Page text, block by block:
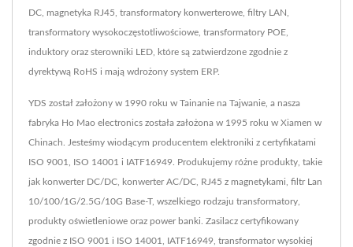
DC, magnetyka RJ45, transformatory konwerterowe, filtry LAN,
transformatory wysokoczęstotliwościowe, transformatory POE,
induktory oraz sterowniki LED, które są zatwierdzone zgodnie z
dyrektywą RoHS i mają wdrożony system ERP.
YDS został założony w 1990 roku w Tainanie na Tajwanie, a nasza
fabryka Ho Mao electronics została założona w 1995 roku w Xiamen w
Chinach. Jesteśmy wiodącym producentem elektroniki z certyfikatami
ISO 9001, ISO 14001 i IATF16949. Produkujemy różne produkty, takie
jak konwerter DC/DC, konwerter AC/DC, RJ45 z magnetykami, filtr Lan
10/100/1G/2.5G/10G Base-T, wszelkiego rodzaju transformatory,
produkty oświetleniowe oraz power banki. Zasilacz certyfikowany
zgodnie z ISO 9001 i ISO 14001, IATF16949, transformator wysokiej